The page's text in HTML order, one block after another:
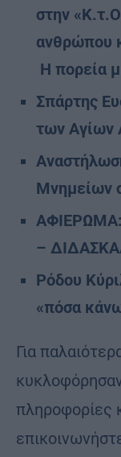
στην
ανθρώπου
Η πορεία
Σπάρτης
των Αγίων
Μνημείων
ΑΦΙΕΡΩΜΑ:
–
Ρόδου
«πόσα
Για
πληροφορίες